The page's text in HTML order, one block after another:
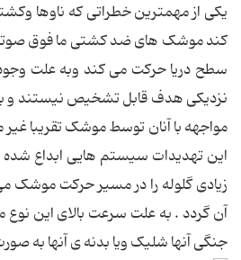
یکی از مهمترین خطراتی که ناوها
کند موشک های ضد کشتی ما فوق صوتی
سطح دریا حرکت می کند وبه علت وجود
نزدیکی هدف قابل تشخیص نیستند و
مواجهه با آنان توسط موشک تقریبا
این تهدیدات سیستم هایی ابداع شده
زیادی گلوله را در مسیر حرکت موشک
آن گردد . به علت سرعت بالای این نوع
جنگی آنها شلیک ویا بدنه ی آنها به